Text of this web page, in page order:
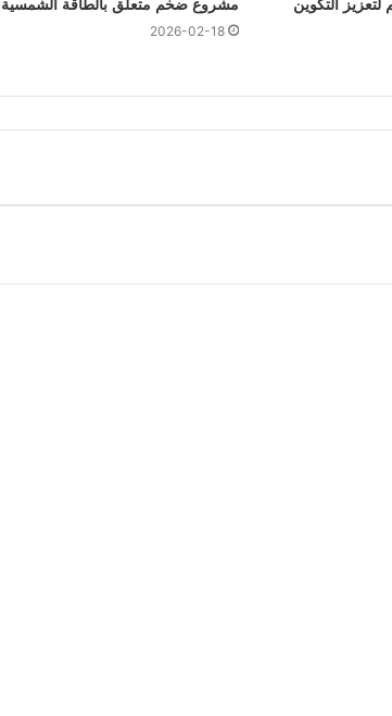
التكوين
مشروع ضخم متعلق بالطاقة الشمسية
2026-02-18